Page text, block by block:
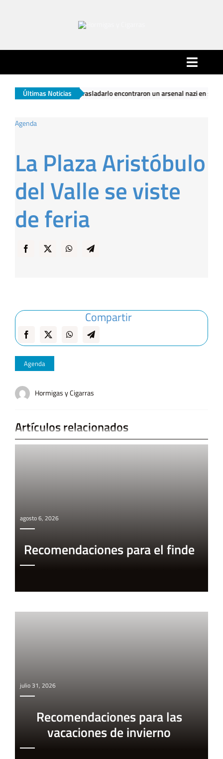
Toggle
Inicio
Ciudad
Actualidad
Hormigas…
… y Cigarras
Últimas Noticias
fueron a trasladarlo encontraron un arsenal nazi en su casa
Agenda
La Plaza Aristóbulo
del Valle se viste
de feria
Compartir
Agenda
Hormigas y Cigarras
Artículos relacionados
agosto 6, 2026
Recomendaciones para el finde
julio 31, 2026
Recomendaciones para las
vacaciones de invierno